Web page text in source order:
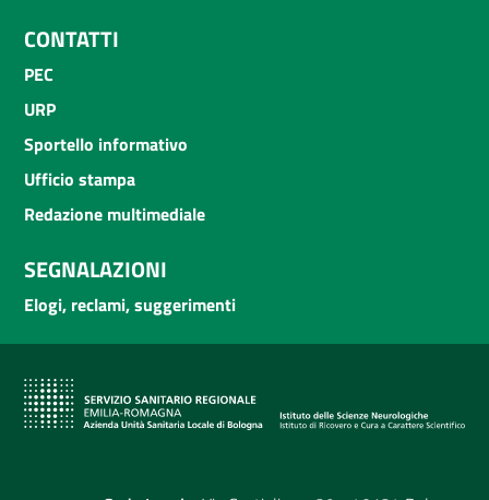
CONTATTI
PEC
URP
Sportello informativo
Ufficio stampa
Redazione multimediale
SEGNALAZIONI
Elogi, reclami, suggerimenti